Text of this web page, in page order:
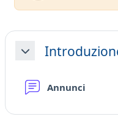
Schema della
Minimizza
Annunci